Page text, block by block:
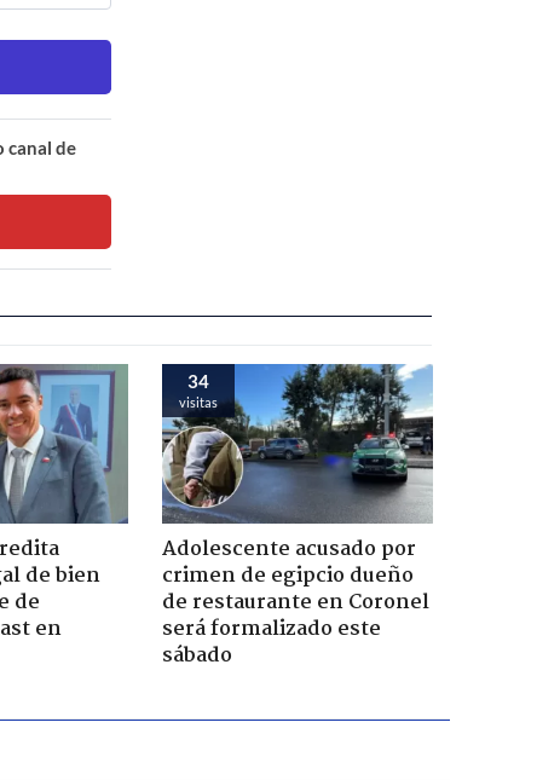
canal de
de bien
de
en
34
visitas
Adolescente acusado por
crimen de egipcio dueño
de restaurante en Coronel
será formalizado este
sábado